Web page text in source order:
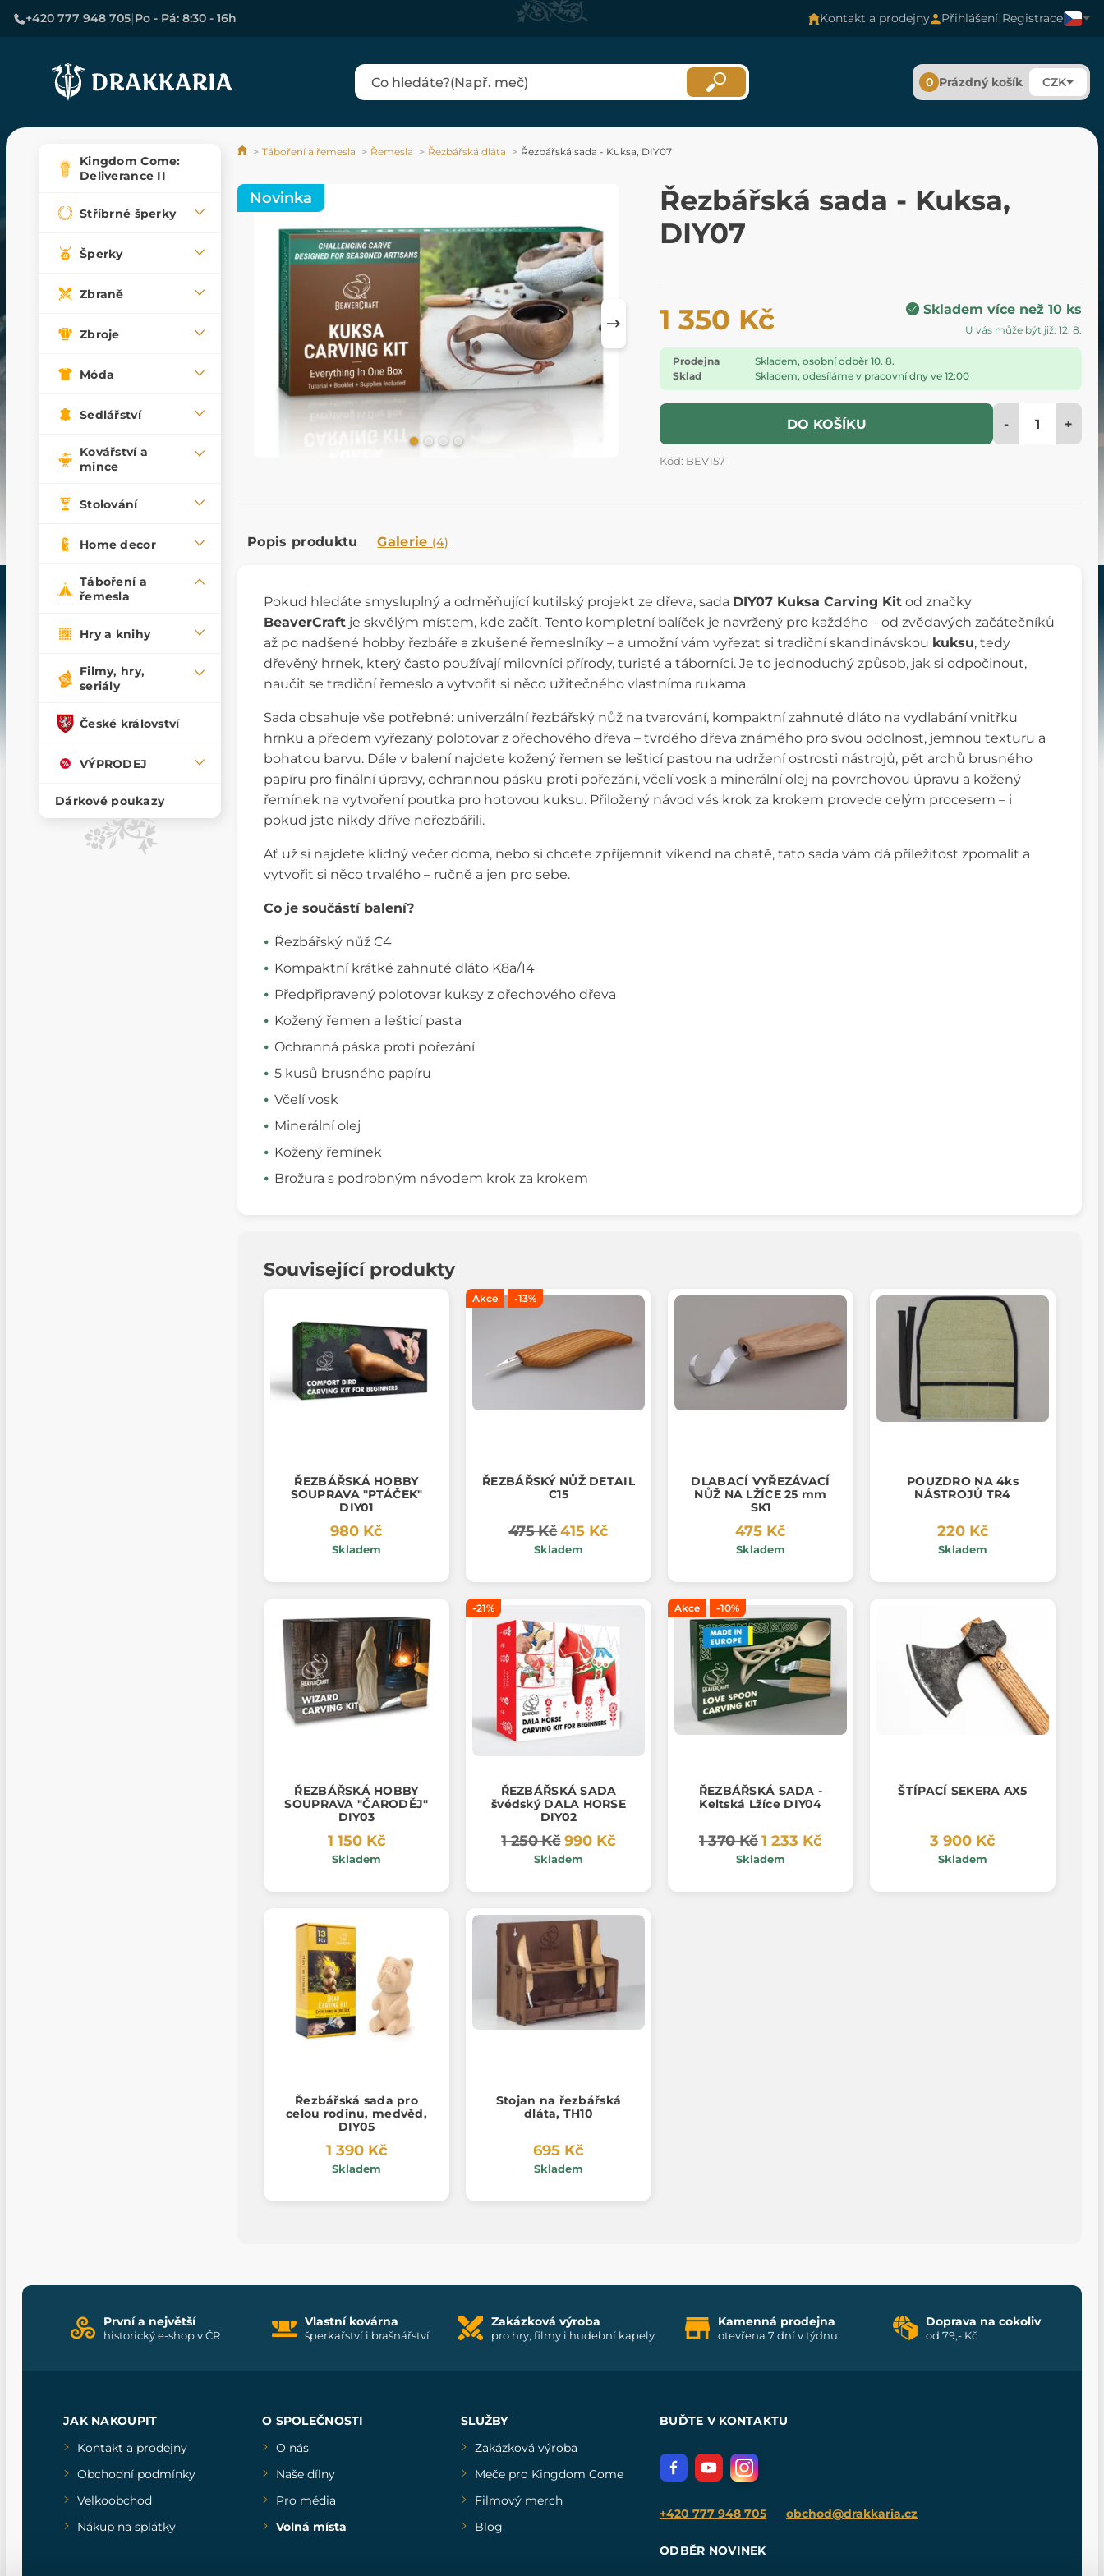
+420 777 948 705|Po - Pá: 8:30 - 16h Kontakt a prodejny Přihlášení|Registrace
0 Prázdný košík CZK
Kingdom Come:
Deliverance II
Stříbrné šperky
Šperky
Zbraně
Zbroje
Móda
Sedlářství
Kovářství a
mince
Stolování
Home decor
Táboření a
řemesla
Hry a knihy
Filmy, hry,
seriály
České království
VÝPRODEJ
Dárkové poukazy
Táboření a řemesla Řemesla Řezbářská dláta Řezbářská sada - Kuksa, DIY07
Řezbářská sada - Kuksa,
DIY07
1 350 Kč Skladem více než 10 ks
U vás může být již: 12. 8.
Prodejna
Skladem, osobní odběr 10. 8.
Sklad
Skladem, odesíláme v pracovní dny ve 12:00
DO KOŠÍKU - +
Kód: BEV157
Novinka
Popis produktu Galerie (4)
Pokud hledáte smysluplný a odměňující kutilský projekt ze dřeva, sada DIY07 Kuksa Carving Kit od značky
BeaverCraft je skvělým místem, kde začít. Tento kompletní balíček je navržený pro každého – od zvědavých začátečníků
až po nadšené hobby řezbáře a zkušené řemeslníky – a umožní vám vyřezat si tradiční skandinávskou kuksu, tedy
dřevěný hrnek, který často používají milovníci přírody, turisté a táborníci. Je to jednoduchý způsob, jak si odpočinout,
naučit se tradiční řemeslo a vytvořit si něco užitečného vlastníma rukama.
Sada obsahuje vše potřebné: univerzální řezbářský nůž na tvarování, kompaktní zahnuté dláto na vydlabání vnitřku
hrnku a předem vyřezaný polotovar z ořechového dřeva – tvrdého dřeva známého pro svou odolnost, jemnou texturu a
bohatou barvu. Dále v balení najdete kožený řemen se lešticí pastou na udržení ostrosti nástrojů, pět archů brusného
papíru pro finální úpravy, ochrannou pásku proti pořezání, včelí vosk a minerální olej na povrchovou úpravu a kožený
řemínek na vytvoření poutka pro hotovou kuksu. Přiložený návod vás krok za krokem provede celým procesem – i
pokud jste nikdy dříve neřezbářili.
Ať už si najdete klidný večer doma, nebo si chcete zpříjemnit víkend na chatě, tato sada vám dá příležitost zpomalit a
vytvořit si něco trvalého – ručně a jen pro sebe.
Co je součástí balení?
Řezbářský nůž C4
Kompaktní krátké zahnuté dláto K8a/14
Předpřipravený polotovar kuksy z ořechového dřeva
Kožený řemen a lešticí pasta
Ochranná páska proti pořezání
5 kusů brusného papíru
Včelí vosk
Minerální olej
Kožený řemínek
Brožura s podrobným návodem krok za krokem
Související produkty
ŘEZBÁŘSKÁ HOBBY
SOUPRAVA "PTÁČEK"
DIY01
980 Kč
Skladem
Akce -13%
ŘEZBÁŘSKÝ NŮŽ DETAIL
C15
475 Kč415 Kč
Skladem
DLABACÍ VYŘEZÁVACÍ
NŮŽ NA LŽÍCE 25 mm
SK1
475 Kč
Skladem
POUZDRO NA 4ks
NÁSTROJŮ TR4
220 Kč
Skladem
ŘEZBÁŘSKÁ HOBBY
SOUPRAVA "ČARODĚJ"
DIY03
1 150 Kč
Skladem
-21%
ŘEZBÁŘSKÁ SADA
švédský DALA HORSE
DIY02
1 250 Kč 990 Kč
Skladem
Akce -10%
ŘEZBÁŘSKÁ SADA -
Keltská Lžíce DIY04
1 370 Kč1 233 Kč
Skladem
ŠTÍPACÍ SEKERA AX5
3 900 Kč
Skladem
Řezbářská sada pro
celou rodinu, medvěd,
DIY05
1 390 Kč
Skladem
Stojan na řezbářská
dláta, TH10
695 Kč
Skladem
První a největší
historický e-shop v ČR
Vlastní kovárna
šperkařství i brašnářství
Zakázková výroba
pro hry, filmy i hudební kapely
Kamenná prodejna
otevřena 7 dní v týdnu
Doprava na cokoliv
od 79,- Kč
JAK NAKOUPIT
Kontakt a prodejny
Obchodní podmínky
Velkoobchod
Nákup na splátky
O SPOLEČNOSTI
O nás
Naše dílny
Pro média
Volná místa
SLUŽBY
Zakázková výroba
Meče pro Kingdom Come
Filmový merch
Blog
BUĎTE V KONTAKTU
+420 777 948 705 obchod@drakkaria.cz
ODBĚR NOVINEK